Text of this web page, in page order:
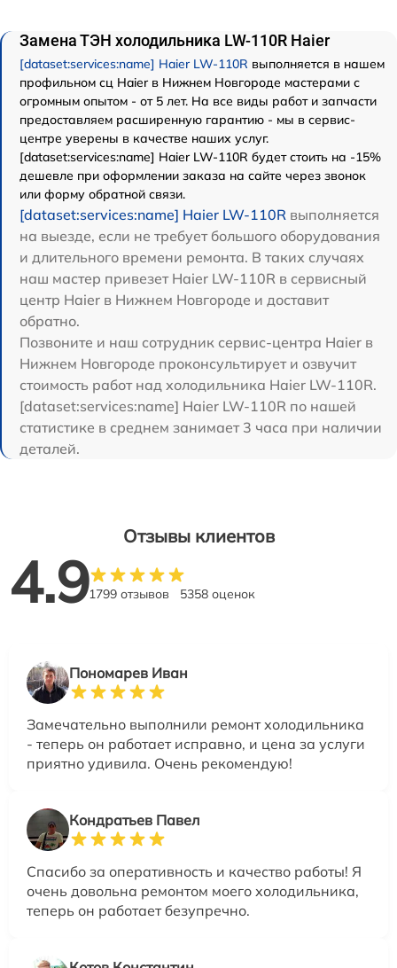
Замена ТЭН холодильника LW-110R Haier
[dataset:services:name] Haier LW-110R выполняется в нашем
профильном сц Haier в Нижнем Новгороде мастерами с
огромным опытом - от 5 лет. На все виды работ и запчасти
предоставляем расширенную гарантию - мы в сервис-
центре уверены в качестве наших услуг.
[dataset:services:name] Haier LW-110R будет стоить на -15%
дешевле при оформлении заказа на сайте через звонок
или форму обратной связи.
[dataset:services:name] Haier LW-110R выполняется
на выезде, если не требует большого оборудования
и длительного времени ремонта. В таких случаях
наш мастер привезет Haier LW-110R в сервисный
центр Haier в Нижнем Новгороде и доставит
обратно.
Позвоните и наш сотрудник сервис-центра Haier в
Нижнем Новгороде проконсультирует и озвучит
стоимость работ над холодильника Haier LW-110R.
[dataset:services:name] Haier LW-110R по нашей
статистике в среднем занимает 3 часа при наличии
деталей.
Отзывы клиентов
4.91799 отзывов 5358 оценок
Пономарев Иван
Замечательно выполнили ремонт холодильника
- теперь он работает исправно, и цена за услуги
приятно удивила. Очень рекомендую!
Кондратьев Павел
Спасибо за оперативность и качество работы! Я
очень довольна ремонтом моего холодильника,
теперь он работает безупречно.